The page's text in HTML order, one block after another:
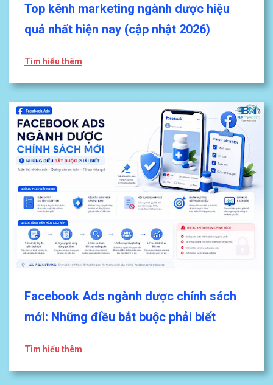
Top kênh marketing ngành dược hiệu
quả nhất hiện nay (cập nhật 2026)
Tìm hiểu thêm
Facebook Ads ngành dược chính sách
mới: Những điều bắt buộc phải biết
Tìm hiểu thêm